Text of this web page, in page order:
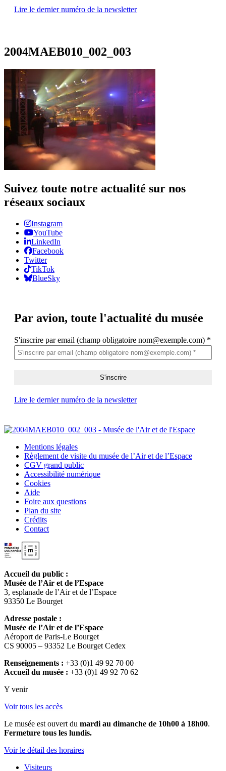
Lire le dernier numéro de la newsletter
2004MAEB010_002_003
Suivez toute notre actualité sur nos
réseaux sociaux
Instagram
YouTube
LinkedIn
Facebook
Twitter
TikTok
BlueSky
Par avion, toute l'actualité du musée
S'inscrire par email (champ obligatoire nom@exemple.com) *
Lire le dernier numéro de la newsletter
Mentions légales
Règlement de visite du musée de l’Air et de l’Espace
CGV grand public
Accessibilité numérique
Cookies
Aide
Foire aux questions
Plan du site
Crédits
Contact
Accueil du public :
Musée de l’Air et de l’Espace
3, esplanade de l’Air et de l’Espace
93350 Le Bourget
Adresse postale :
Musée de l’Air et de l’Espace
Aéroport de Paris-Le Bourget
CS 90005 – 93352 Le Bourget Cedex
Renseignements : +33 (0)1 49 92 70 00
Accueil du musée : +33 (0)1 49 92 70 62
Y venir
Voir tous les accès
Le musée est ouvert du mardi au dimanche de 10h00 à 18h00.
Fermeture tous les lundis.
Voir le détail des horaires
Visiteurs